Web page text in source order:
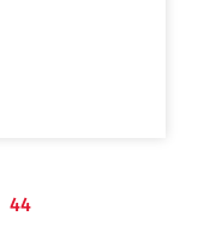
44